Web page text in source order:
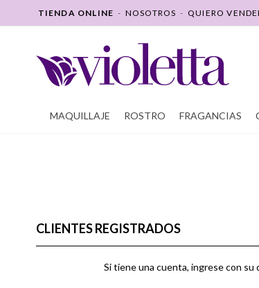
SALTAR
A
TIENDA ONLINE - NOSOTROS - QUIERO
MAQUILLAJE ROSTRO FRAGANCIAS
CLIENTES REGISTRADOS
Si tiene una cuenta, ingrese con su